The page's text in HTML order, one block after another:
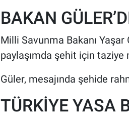
BAKAN
Milli Savunma Bakanı Yaşar
paylaşımda şehit için taziye
Güler, mesajında şehide
TÜRKİYE YASA